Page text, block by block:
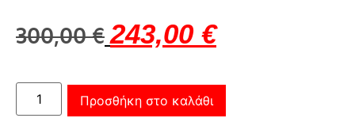
300,00€ 243,00 €
Προσθήκη στο καλάθι